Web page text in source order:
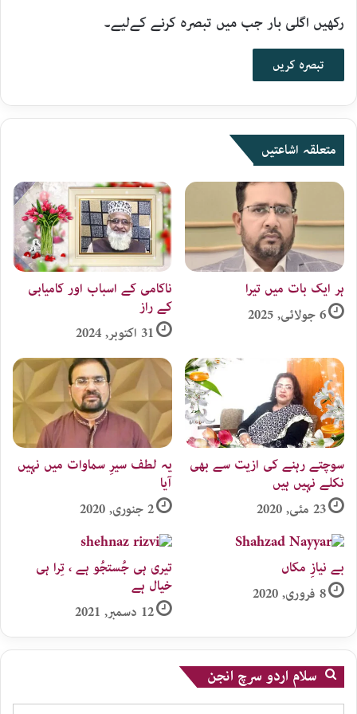
رکھیں اگلی بار جب میں تبصرہ کرنے کےلیے۔
متعلقہ اشاعتیں
ہر ایک بات میں تیرا
6 جولائی, 2025
ناکامی کے اسباب اور کامیابی
کے راز
31 اکتوبر, 2024
سوچتے رہنے کی ازیت سے بھی
نکلے نہیں ہیں
23 مئی, 2020
یہ لطف سیرِ سماوات میں نہیں
آیا
2 جنوری, 2020
بے نیازِ مکاں
8 فروری, 2020
تیری ہی جُستجُو ہے ، تِرا ہی
خیال ہے
12 دسمبر, 2021
سلام اردو سرچ انجن